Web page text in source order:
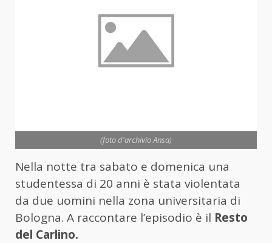
(foto d'archivio Ansa)
Nella notte tra sabato e domenica una
studentessa di 20 anni è stata violentata
da due uomini nella zona universitaria di
Bologna. A raccontare l’episodio è il Resto
del Carlino.